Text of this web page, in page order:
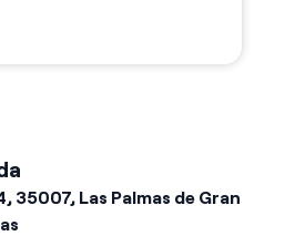
35007, Las Palmas de Gran